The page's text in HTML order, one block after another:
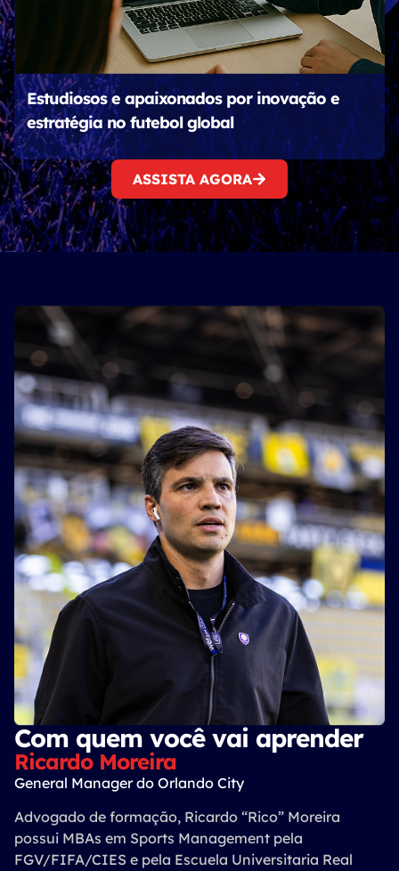
Estudiosos e apaixonados por inovação e
estratégia no futebol global
ASSISTA AGORA
Com quem você vai aprender
Ricardo Moreira
General Manager do Orlando City
Advogado de formação, Ricardo “Rico” Moreira
possui MBAs em Sports Management pela
FGV/FIFA/CIES e pela Escuela Universitaria Real